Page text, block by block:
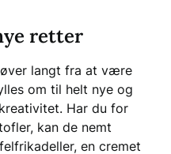
retter
langt fra at være
om til helt nye og
Har du for
kan de nemt
en cremet